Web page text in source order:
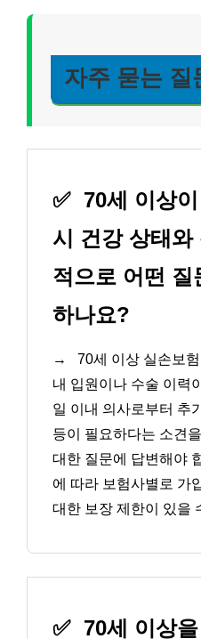
자주 묻는 질
✅ 70세 이상
시 건강 상태와
적으로 어떤 질
하나요?
→
70세 이상 실손보
내 입원이나 수술 이력
일 이내 의사로부터 추
등이 필요하다는 소견
대한 질문에 답변해야
에 따라 보험사별로 가
대한 보장 제한이 있을
✅ 70세 이상